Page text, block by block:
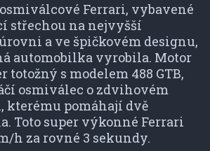
Ferrari, vybavené
střechou na nejvyšší
a ve špičkovém designu,
automobilka vyrobila. Motor
totožný s modelem 488 GTB,
osmiválec o zdvihovém
kterému pomáhají dvě
Toto super výkonné Ferrari
h za rovné 3 sekundy.